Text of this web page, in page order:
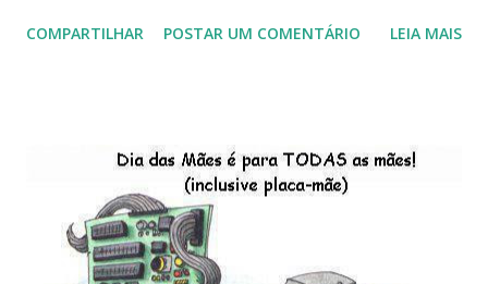
do Kaiana que será lançada em 2013, distro nacional , a
do LibreOffice , o IX Latinoware, a Microsoft boicotando o
Linux (como sempre), o lançamento do Windows 8 e a sua
baixa taxa de adesão pelos usuários, entre out ros. Gostaria
de desejar a todos Boas Festas e que em 2013 possamos
COMPARTILHAR POSTAR UM COMENTÁRIO LEIA MAIS